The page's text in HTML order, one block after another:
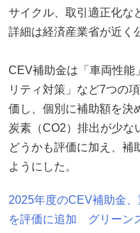
サイクル、取引適正化な
詳細は経済産業省が近く
CEV補助金は「車両性能
リティ対策」など7つの
価し、個別に補助額を決
炭素（CO2）排出が少な
どうかも評価に加え、補
ようにした。
2025年度のCEV補助金
を評価に追加 グリーン